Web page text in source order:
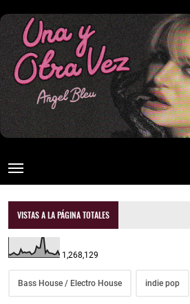
VISTAS A LA PÁGINA TOTALES
1,268,129
Bass House / Electro House indie pop